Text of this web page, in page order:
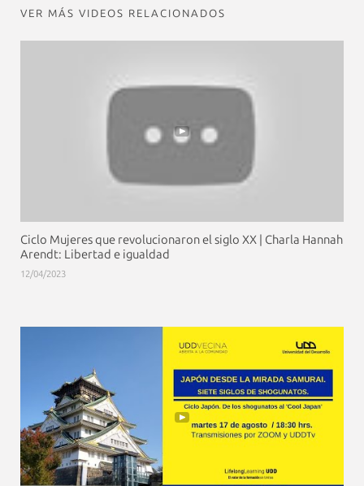
VER MÁS VIDEOS RELACIONADOS
Ciclo Mujeres que revolucionaron el siglo XX | Charla Hannah
Arendt: Libertad e igualdad
12/04/2023